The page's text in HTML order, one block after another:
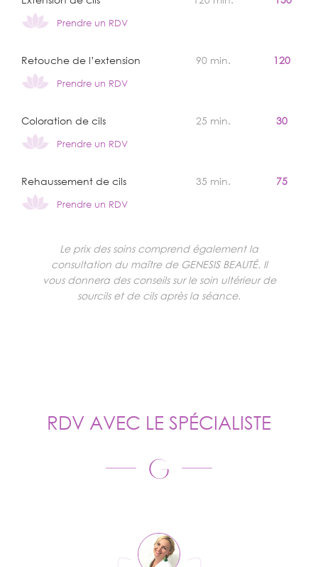
Prendre un RDV
Retouche de l’extension
Prendre un RDV
90 min. 120
Coloration de cils
Prendre un RDV
25 min. 30
Rehaussement de cils
Prendre un RDV
35 min. 75
Le prix des soins comprend également la
consultation du maître de GENESIS BEAUTÉ. Il
vous donnera des conseils sur le soin ultérieur de
sourcils et de cils après la séance.
RDV AVEC LE SPÉCIALISTE